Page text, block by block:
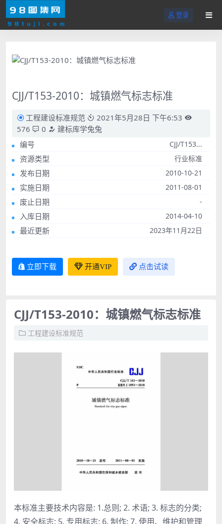
登录
CJJ/T153-2010：城镇燃气标志标准
工程建设标准规范
2021年5月28日 下午6:53
576
0
建标库学兔兔
编号
CJJ/T153...
资源类型 行业标准
发布日期 2010-10-21
实施日期 2011-08-01
废止日期 -
入库日期 2014-04-10
最近更新 2023年11月22日
立即下载 开通VIP 点击试读
CJJ/T153-2010：城镇燃气标志标准
工程建设标准规范
本标准主要技术内容是: 1.总则; 2. 术语; 3. 标志的分类;
4. 安全标志; 5. 专用标志; 6. 制作; 7. 使用、维护和管理